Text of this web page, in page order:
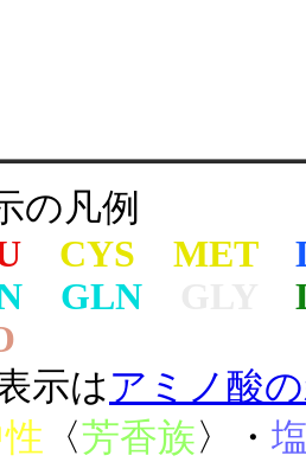
の凡例
CYS MET
GLN
示はアミノ酸
〈芳香族〉・